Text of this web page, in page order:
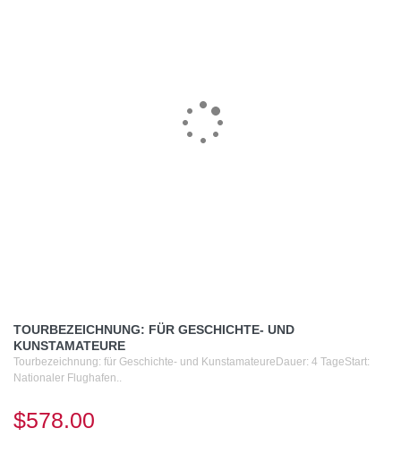
TOURBEZEICHNUNG: FÜR GESCHICHTE- UND
KUNSTAMATEURE
Tourbezeichnung: für Geschichte- und KunstamateureDauer: 4 TageStart:
Nationaler Flughafen..
$578.00